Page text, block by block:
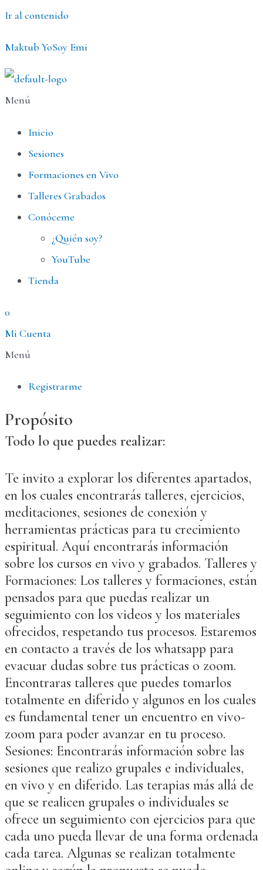
Ir al contenido
Maktub YoSoy Emi
Menú
Inicio
Sesiones
Formaciones en Vivo
Talleres Grabados
Conóceme
¿Quién soy?
YouTube
Tienda
0
Mi Cuenta
Menú
Registrarme
Propósito
Todo lo que puedes realizar:
Te invito a explorar los diferentes apartados,
en los cuales encontrarás talleres, ejercicios,
meditaciones, sesiones de conexión y
herramientas prácticas para tu crecimiento
espiritual. Aquí encontrarás información
sobre los cursos en vivo y grabados. Talleres y
Formaciones: Los talleres y formaciones, están
pensados para que puedas realizar un
seguimiento con los videos y los materiales
ofrecidos, respetando tus procesos. Estaremos
en contacto a través de los whatsapp para
evacuar dudas sobre tus prácticas o zoom.
Encontraras talleres que puedes tomarlos
totalmente en diferido y algunos en los cuales
es fundamental tener un encuentro en vivo-
zoom para poder avanzar en tu proceso.
Sesiones: Encontrarás información sobre las
sesiones que realizo grupales e individuales,
en vivo y en diferido. Las terapias más allá de
que se realicen grupales o individuales se
ofrece un seguimiento con ejercicios para que
cada uno pueda llevar de una forma ordenada
cada tarea. Algunas se realizan totalmente